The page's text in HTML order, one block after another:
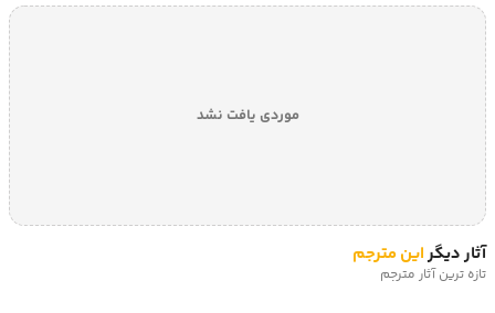
موردی یافت نشد
آثار دیگراین مترجم
تازه ترین آثار مترجم